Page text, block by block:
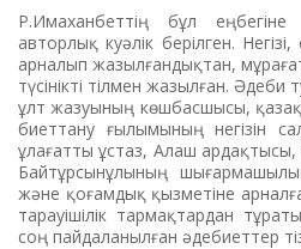
Р.Имаханбеттің бұл
авторлық куәлік берілген.
арналып жазылғандықтан,
­тү­сінікті тілмен жазылған.
ұлт жазуының көшбасшысы, қа­зақ
биеттану ғылымының негізін
ұла­ғатты ұстаз, Алаш
Байтұрсынұлының
және қоғамдық қызметіне
тарауішілік тармақтардан
соң пайдаланылған әдебиеттер